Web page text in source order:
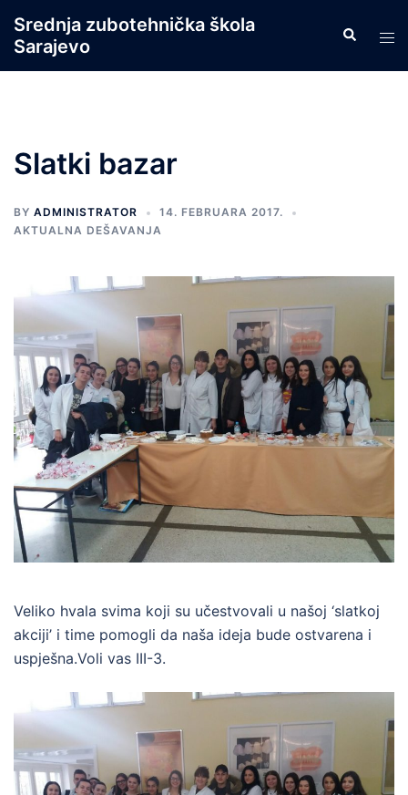
content
Srednja zubotehnička škola
Sarajevo
Search
Slatki bazar
BY ADMINISTRATOR
14. FEBRUARA 2017.
AKTUALNA DEŠAVANJA
Veliko hvala svima koji su učestvovali u našoj ‘slatkoj
akciji’ i time pomogli da naša ideja bude ostvarena i
uspješna.Voli vas III-3.